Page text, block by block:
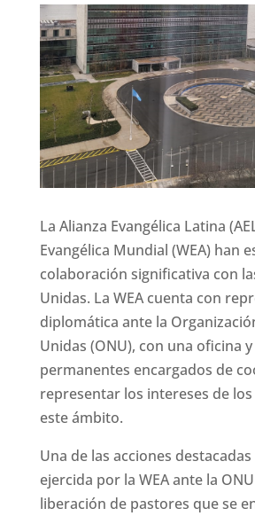
La Alianza Evangélica Latina
Evangélica Mundial (WEA) han
colaboración significativa con
Unidas. La WEA cuenta con
diplomática ante la
Unidas (ONU), con una oficina
permanentes encargados de
representar los intereses de los
este ámbito.
Una de las acciones
ejercida por la WEA ante la
liberación de pastores que se